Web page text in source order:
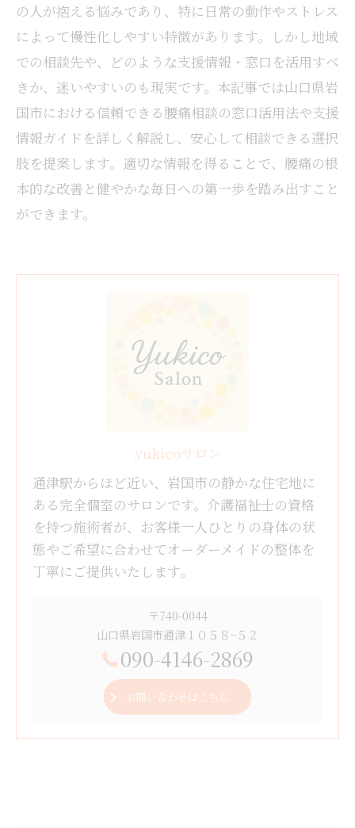
の人が抱える悩みであり、特に日常の動作やストレス
によって慢性化しやすい特徴があります。しかし地域
での相談先や、どのような支援情報・窓口を活用すべ
きか、迷いやすいのも現実です。本記事では山口県岩
国市における信頼できる腰痛相談の窓口活用法や支援
情報ガイドを詳しく解説し、安心して相談できる選択
肢を提案します。適切な情報を得ることで、腰痛の根
本的な改善と健やかな毎日への第一歩を踏み出すこと
ができます。
yukicoサロン
通津駅からほど近い、岩国市の静かな住宅地に
ある完全個室のサロンです。介護福祉士の資格
を持つ施術者が、お客様一人ひとりの身体の状
態やご希望に合わせてオーダーメイドの整体を
丁寧にご提供いたします。
〒740-0044
山口県岩国市通津１０５８−５２
090-4146-2869
お問い合わせはこちら